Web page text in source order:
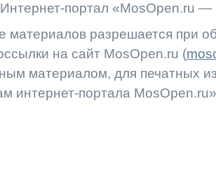
портал «MosOpen.ru —
материалов разрешается при
на сайт MosOpen.ru (
материалом, для печатных
интернет-портала